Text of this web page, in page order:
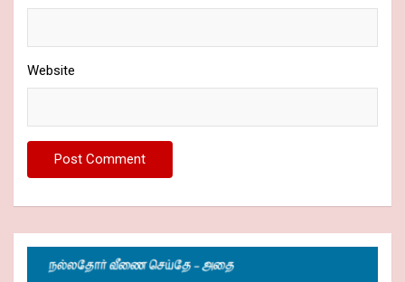
Website